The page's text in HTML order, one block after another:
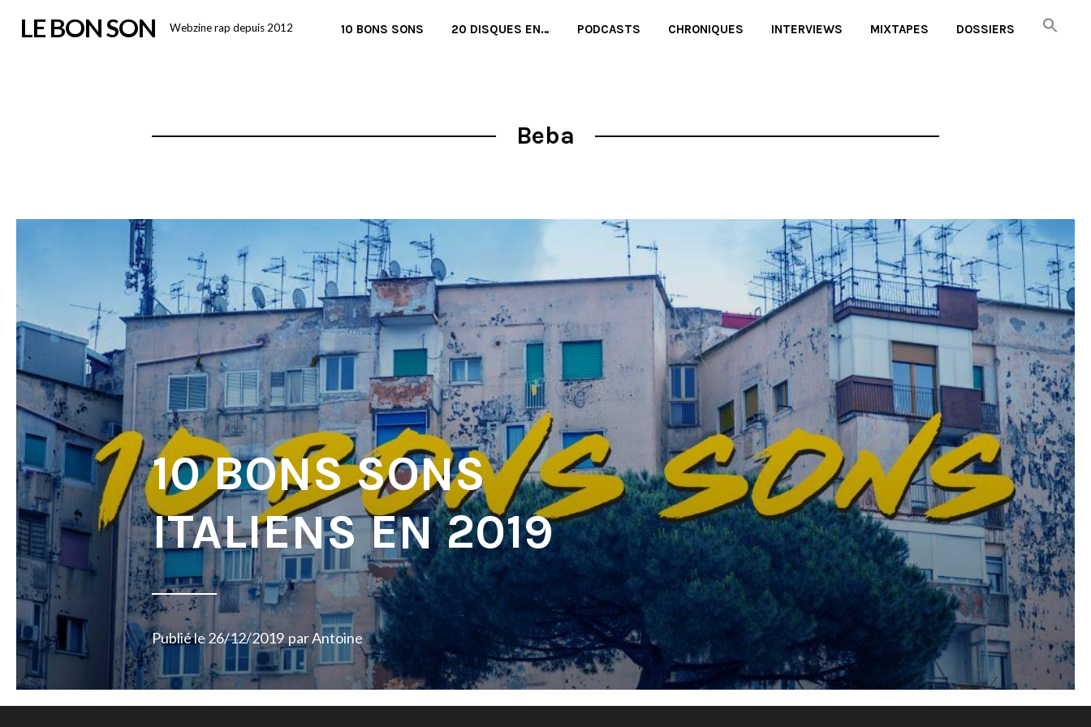
LE BON SON Webzine rap depuis 2012 10 BONS SONS 20 DISQUES EN… PODCASTS CHRONIQUES INTERVIEWS MIXTAPES DOSSIERS
Beba
10 BONS SONS
ITALIENS EN 2019
Publié le26/12/2019 parAntoine